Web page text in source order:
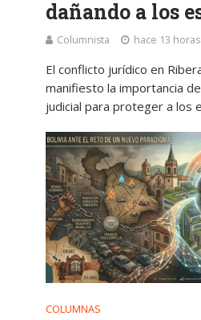
dañando a los
Columnista hace 13 horas
El conflicto jurídico en
manifiesto la importancia
judicial para proteger a los
COLUMNAS